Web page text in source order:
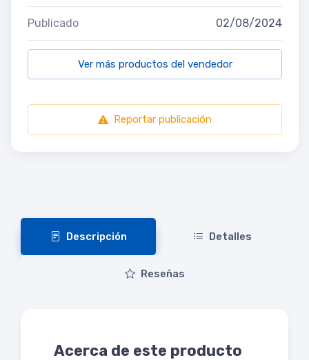
Publicado 02/08/2024
Ver más productos del vendedor
Reportar publicación
Descripción Detalles
Reseñas
Acerca de este producto